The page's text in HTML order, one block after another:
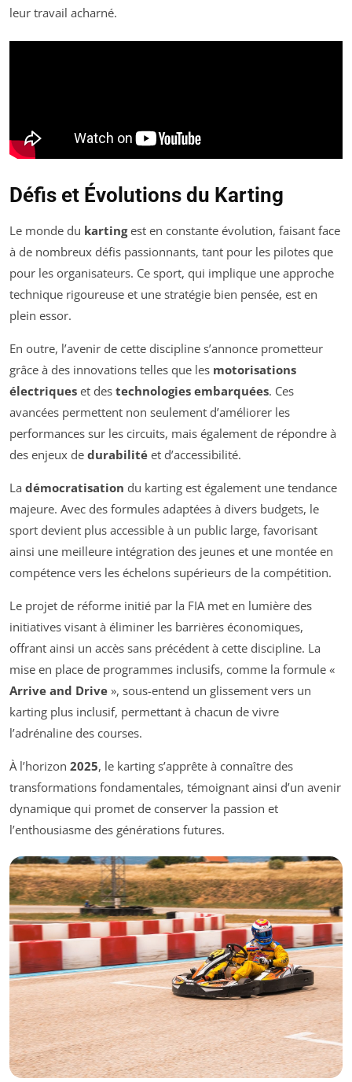
leur travail acharné.
Défis et Évolutions du Karting
Le monde du kartingest en constante évolution, faisant face
à de nombreux défis passionnants, tant pour les pilotes que
pour les organisateurs. Ce sport, qui implique une approche
technique rigoureuse et une stratégie bien pensée, est en
plein essor.
En outre, l’avenir de cette discipline s’annonce prometteur
grâce à des innovations telles que les motorisations
électriques et des technologies embarquées. Ces
avancées permettent non seulement d’améliorer les
performances sur les circuits, mais également de répondre à
des enjeux de durabilité et d’accessibilité.
La démocratisation du karting est également une tendance
majeure. Avec des formules adaptées à divers budgets, le
sport devient plus accessible à un public large, favorisant
ainsi une meilleure intégration des jeunes et une montée en
compétence vers les échelons supérieurs de la compétition.
Le projet de réforme initié par la FIA met en lumière des
initiatives visant à éliminer les barrières économiques,
offrant ainsi un accès sans précédent à cette discipline. La
mise en place de programmes inclusifs, comme la formule «
Arrive and Drive », sous-entend un glissement vers un
karting plus inclusif, permettant à chacun de vivre
l’adrénaline des courses.
À l’horizon 2025, le karting s’apprête à connaître des
transformations fondamentales, témoignant ainsi d’un avenir
dynamique qui promet de conserver la passion et
l’enthousiasme des générations futures.